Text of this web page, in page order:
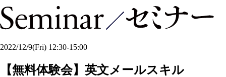
2022/12/9(Fri) 12:30-15:00
【無料体験会】英文メールスキル